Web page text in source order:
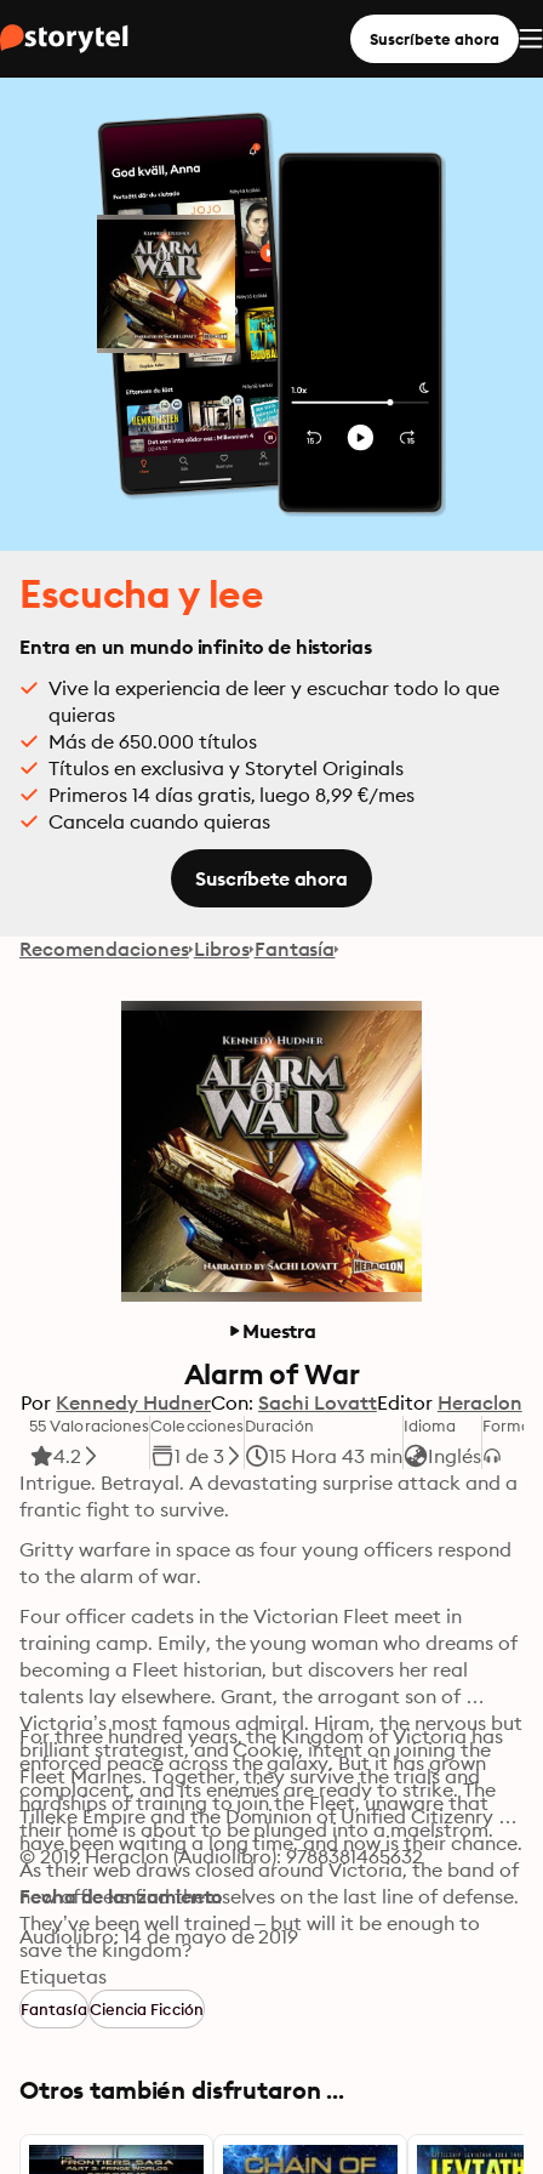
Suscríbete ahora
Escucha y lee
Entra en un mundo infinito de historias
Vive la experiencia de leer y escuchar todo lo que
quieras
Más de 650.000 títulos
Títulos en exclusiva y Storytel Originals
Primeros 14 días gratis, luego 8,99 €/mes
Cancela cuando quieras
Suscríbete ahora
Recomendaciones Libros Fantasía
Muestra
Alarm of War
Por Kennedy HudnerCon: Sachi LovattEditor Heraclon
55 Valoraciones
4.2
Colecciones
1 de 3
Duración
15 Hora 43 min
Idioma
Inglés
Intrigue. Betrayal. A devastating surprise attack and a
frantic fight to survive.
Gritty warfare in space as four young officers respond
to the alarm of war.
Four officer cadets in the Victorian Fleet meet in
training camp. Emily, the young woman who dreams of
becoming a Fleet historian, but discovers her real
talents lay elsewhere. Grant, the arrogant son of
Victoria’s most famous admiral. Hiram, the nervous but
brilliant strategist, and Cookie, intent on joining the
Fleet Marines. Together, they survive the trials and
hardships of training to join the Fleet, unaware that
their home is about to be plunged into a maelstrom.
For three hundred years, the Kingdom of Victoria has
enforced peace across the galaxy. But it has grown
complacent, and its enemies are ready to strike. The
Tilleke Empire and the Dominion of Unified Citizenry
have been waiting a long time, and now is their chance.
As their web draws closed around Victoria, the band of
new officers find themselves on the last line of defense.
They’ve been well trained – but will it be enough to
save the kingdom?
© 2019 Heraclon (Audiolibro): 9788381465632
Fecha de lanzamiento
Audiolibro: 14 de mayo de 2019
Etiquetas
FantasíaCiencia Ficción
Otros también disfrutaron ...